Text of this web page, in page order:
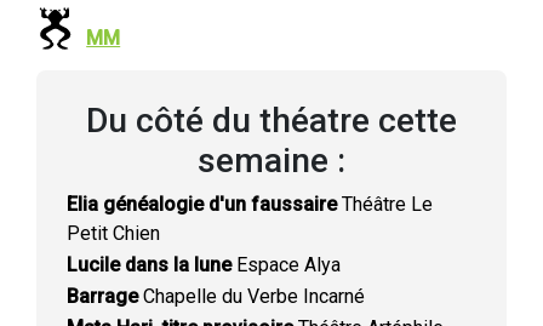
MM
Du côté du théatre cette
semaine :
Elia généalogie d'un faussaireThéâtre Le
Petit Chien
Lucile dans la luneEspace Alya
BarrageChapelle du Verbe Incarné